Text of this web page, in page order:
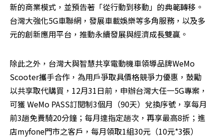
新的商業模式，並預告著「從行動到移動」的典範轉移。
台灣大強化5G車聯網，發展車載娛樂等多角服務，以及多
元的創新應用平台，推動永續發展與經濟成長雙贏。
除此之外，台灣大與智慧共享電動機車領導品牌WeMo
Scooter攜手合作，為用戶爭取具價格競爭力優惠，鼓勵
以共享取代購買，12月31日前，申辦台灣大任一5G專案，
可獲 WeMo PASS訂閱制3個月（90天）兌換序號，享每月
前3趟免費騎20分鐘；每月達指定趟次，再享最高8折；進
店myfone門市之客戶，每月領取1組30元（10元*3張）